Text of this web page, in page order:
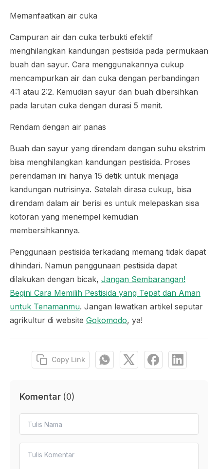
Memanfaatkan air cuka
Campuran air dan cuka terbukti efektif
menghilangkan kandungan pestisida pada permukaan
buah dan sayur. Cara menggunakannya cukup
mencampurkan air dan cuka dengan perbandingan
4:1 atau 2:2. Kemudian sayur dan buah dibersihkan
pada larutan cuka dengan durasi 5 menit.
Rendam dengan air panas
Buah dan sayur yang direndam dengan suhu ekstrim
bisa menghilangkan kandungan pestisida. Proses
perendaman ini hanya 15 detik untuk menjaga
kandungan nutrisinya. Setelah dirasa cukup, bisa
direndam dalam air berisi es untuk melepaskan sisa
kotoran yang menempel kemudian
membersihkannya.
Penggunaan pestisida terkadang memang tidak dapat
dihindari. Namun penggunaan pestisida dapat
dilakukan dengan bicak, Jangan Sembarangan!
Begini Cara Memilih Pestisida yang Tepat dan Aman
untuk Tenamanmu. Jangan lewatkan artikel seputar
agrikultur di website Gokomodo, ya!
Copy Link
Komentar (0)